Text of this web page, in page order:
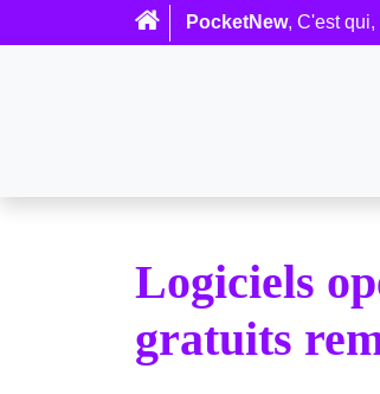
PocketNew, C'est
Logiciels
gratuits